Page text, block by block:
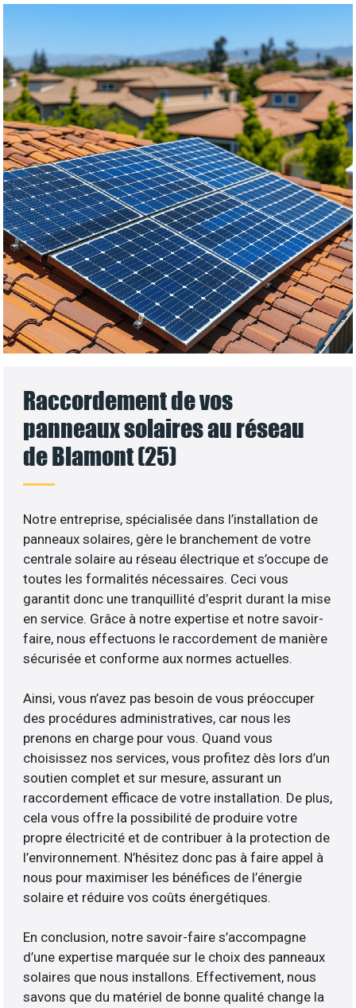
Raccordement de vos
panneaux solaires au réseau
de Blamont (25)
Notre entreprise, spécialisée dans l’installation de
panneaux solaires, gère le branchement de votre
centrale solaire au réseau électrique et s’occupe de
toutes les formalités nécessaires. Ceci vous
garantit donc une tranquillité d’esprit durant la mise
en service. Grâce à notre expertise et notre savoir-
faire, nous effectuons le raccordement de manière
sécurisée et conforme aux normes actuelles.
Ainsi, vous n’avez pas besoin de vous préoccuper
des procédures administratives, car nous les
prenons en charge pour vous. Quand vous
choisissez nos services, vous profitez dès lors d’un
soutien complet et sur mesure, assurant un
raccordement efficace de votre installation. De plus,
cela vous offre la possibilité de produire votre
propre électricité et de contribuer à la protection de
l’environnement. N’hésitez donc pas à faire appel à
nous pour maximiser les bénéfices de l’énergie
solaire et réduire vos coûts énergétiques.
En conclusion, notre savoir-faire s’accompagne
d’une expertise marquée sur le choix des panneaux
solaires que nous installons. Effectivement, nous
savons que du matériel de bonne qualité change la